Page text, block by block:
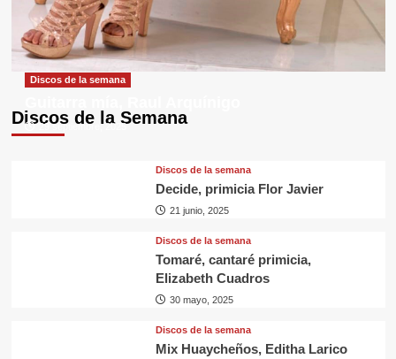
Discos de la Semana
Discos de la semana
29 septiembre, 2025
Discos de la semana
Decide, primicia Flor Javier
21 junio, 2025
Discos de la semana
Tomaré, cantaré primicia,
Elizabeth Cuadros
30 mayo, 2025
Discos de la semana
Mix Huaycheños, Editha Larico